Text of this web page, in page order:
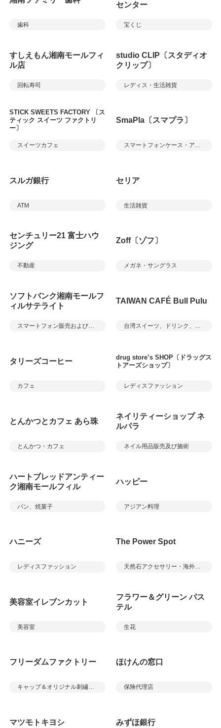
歯科
センター
宝くじ
すしえもん湘南モールフィ
ル店
回転寿司
studio CLIP〔スタディオ
クリップ〕
レディス・生活雑貨
STICK SWEETS FACTORY 〔ス
ティック スイーツ ファクトリ
ー〕
スイーツカフェ
SmaPla〔スマプラ〕
スマートフォンケース・アクセサリー、修理等
スルガ銀行
ATM
セリア
生活雑貨
センチュリー21 富士ハウ
ジング
不動産
Zoff〔ゾフ〕
メガネ・サングラス
ソフトバンク湘南モールフ
ィルサテライト
スマートフォン販売およびサービス
TAIWAN CAFÉ Bull Pulu
台湾スイーツ、ドリンク、軽食
タリーズコーヒー
カフェ
drug store’s SHOP〔ドラッグス
トアーズショップ〕
レディスファッション
とんかつとカフェ あら珠
とんかつ・カフェ
ネイリティーショップ ネ
ルパラ
ネイル用品販売及び施術
ハートブレッドアンティー
ク湘南モールフィル
パン、焼菓子
ハッピー
アジアン料理
ハニーズ
レディスファッション
The Power Spot
天然石アクセサリー・海外雑貨
美容室イレブンカット
美容室
フラワー＆グリーン パス
テル
生花
フリーダムファクトリー
キャップ＆オリジナル刺繡ショップ
ほけんの窓口
保険代理店
マツモトキヨシ みずほ銀行